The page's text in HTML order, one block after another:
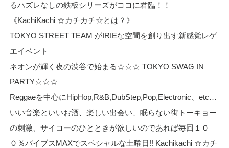
るハズレなしの鉄板シリーズがココに君臨！！
《KachiKachi ☆カチカチ☆とは？》
TOKYO STREET TEAM がIRIEな空間を創り出す新感覚レゲ
エイベント
ネオンが輝く夜の渋谷で始まる☆☆☆ TOKYO SWAG IN
PARTY☆☆☆
Reggaeを中心にHipHop,R&B,DubStep,Pop,Electronic、etc…
いい音楽といいお酒、楽しい出会い、眠らない街トーキョー
の刺激、サイコーのひとときが欲しいのであれば毎回１０
０％バイブスMAXでスペシャルな土曜日!! Kachikachi ☆カチ